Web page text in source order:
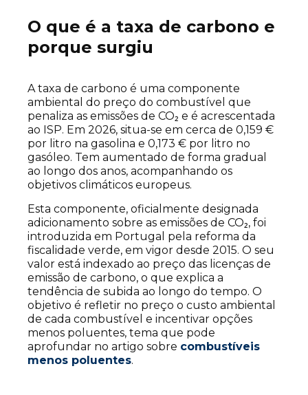
O que é a taxa de carbono e
porque surgiu
A taxa de carbono é uma componente
ambiental do preço do combustível que
penaliza as emissões de CO₂ e é acrescentada
ao ISP. Em 2026, situa-se em cerca de 0,159 €
por litro na gasolina e 0,173 € por litro no
gasóleo. Tem aumentado de forma gradual
ao longo dos anos, acompanhando os
objetivos climáticos europeus.
Esta componente, oficialmente designada
adicionamento sobre as emissões de CO₂, foi
introduzida em Portugal pela reforma da
fiscalidade verde, em vigor desde 2015. O seu
valor está indexado ao preço das licenças de
emissão de carbono, o que explica a
tendência de subida ao longo do tempo. O
objetivo é refletir no preço o custo ambiental
de cada combustível e incentivar opções
menos poluentes, tema que pode
aprofundar no artigo sobre combustíveis
menos poluentes.